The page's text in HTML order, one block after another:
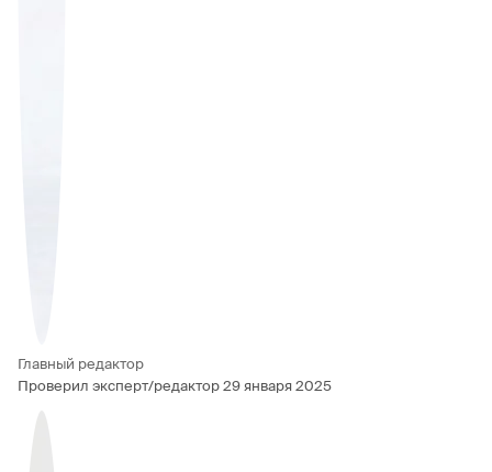
Главный редактор
Проверил эксперт/редактор29 января 2025